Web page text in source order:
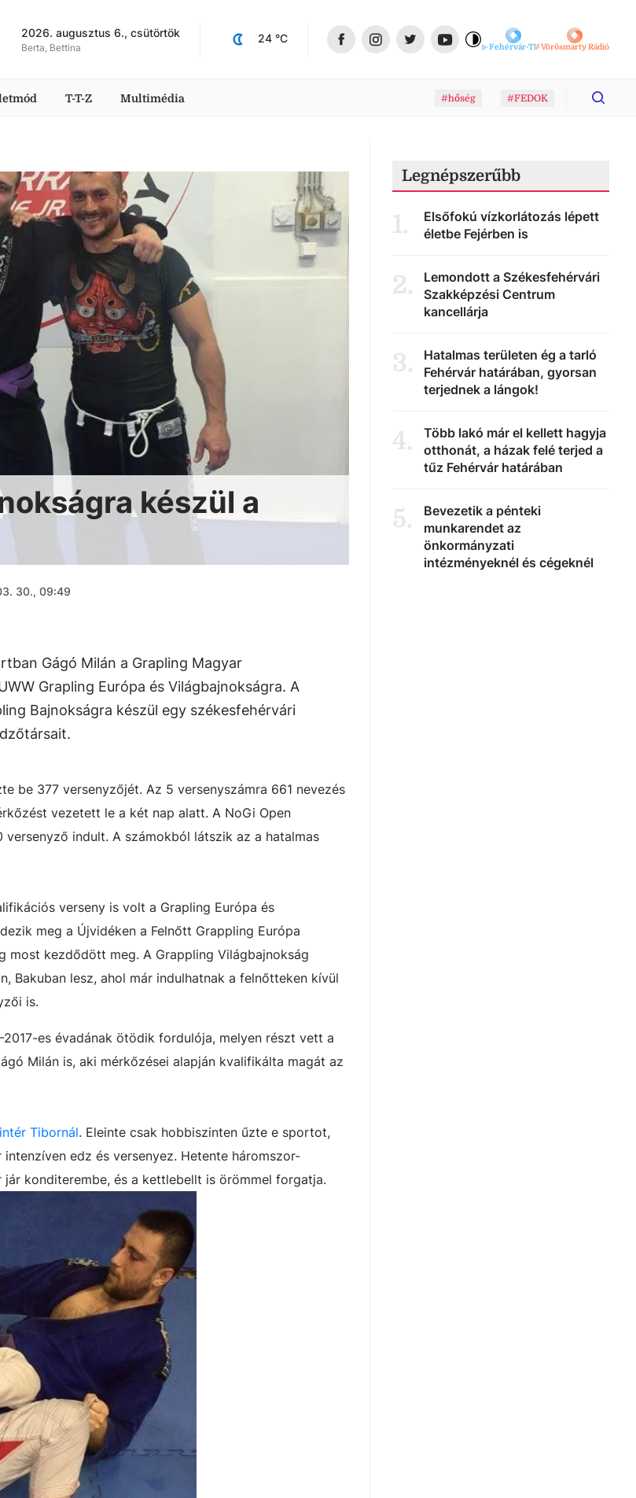
2026. augusztus 6., csütörtök
Berta, Bettina
24 °C
Fehérvár-TVVörösmarty Rádió
T-T-Z Multimédia #hőség #FEDOK
készül a
30., 09:49
Gágó Milán a Grapling Magyar
Grapling Európa és Világbajnokságra. A
Bajnokságra készül egy székesfehérvári
be 377 versenyzőjét. Az 5 versenyszámra 661 nevezés
vezetett le a két nap alatt. A NoGi Open
indult. A számokból látszik az a hatalmas
verseny is volt a Grapling Európa és
meg a Újvidéken a Felnőtt Grappling Európa
kezdődött meg. A Grappling Világbajnokság
Bakuban lesz, ahol már indulhatnak a felnőtteken kívül
is.
es évadának ötödik fordulója, melyen részt vett a
Milán is, aki mérkőzései alapján kvalifikálta magát az
Tibornál. Eleinte csak hobbiszinten űzte e sportot,
edz és versenyez. Hetente háromszor-
konditerembe, és a kettlebellt is örömmel forgatja.
Legnépszerűbb
1.
Elsőfokú vízkorlátozás lépett
életbe Fejérben is
2.
Lemondott a Székesfehérvári
Szakképzési Centrum
kancellárja
3.
Hatalmas területen ég a tarló
Fehérvár határában, gyorsan
terjednek a lángok!
4.
Több lakó már el kellett hagyja
otthonát, a házak felé terjed a
tűz Fehérvár határában
5.
Bevezetik a pénteki
munkarendet az
önkormányzati
intézményeknél és cégeknél